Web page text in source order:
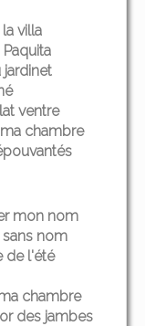
villa
jardinet
ventre
chambre
mon nom
sans nom
de l'été
chambre
des jambes